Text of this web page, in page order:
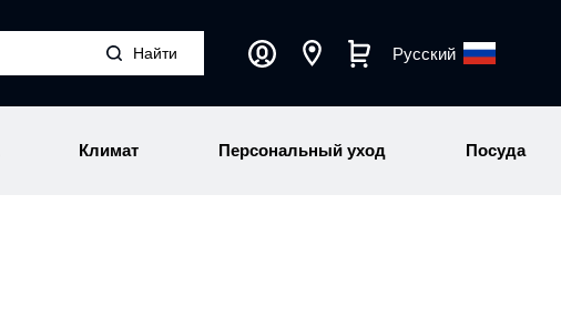
Русский
Климат Персональный уход Посуда